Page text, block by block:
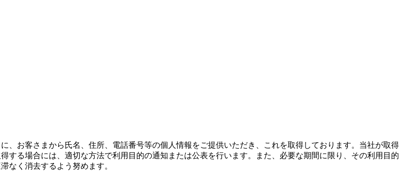
、お客さまから氏名、住所、電話番号等の個人情報をご提供いただき、これを取得しております。当社が取得
する場合には、適切な方法で利用目的の通知または公表を行います。また、必要な期間に限り、その利用目的
なく消去するよう努めます。